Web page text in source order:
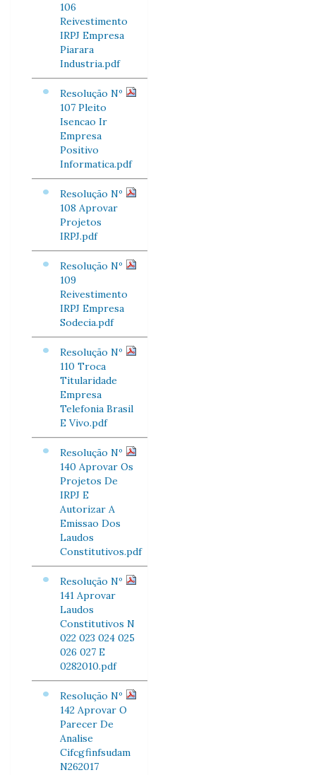
106
Reivestimento
IRPJ Empresa
Piarara
Industria.pdf
Resolução Nº
107 Pleito
Isencao Ir
Empresa
Positivo
Informatica.pdf
Resolução Nº
108 Aprovar
Projetos
IRPJ.pdf
Resolução Nº
109
Reivestimento
IRPJ Empresa
Sodecia.pdf
Resolução Nº
110 Troca
Titularidade
Empresa
Telefonia Brasil
E Vivo.pdf
Resolução Nº
140 Aprovar Os
Projetos De
IRPJ E
Autorizar A
Emissao Dos
Laudos
Constitutivos.pdf
Resolução Nº
141 Aprovar
Laudos
Constitutivos N
022 023 024 025
026 027 E
0282010.pdf
Resolução Nº
142 Aprovar O
Parecer De
Analise
Cifcgfinfsudam
N262017